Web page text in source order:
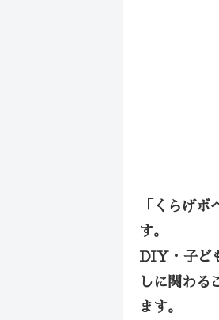
「くらげ
す。
DIY・子ど
しに関わる
ます。